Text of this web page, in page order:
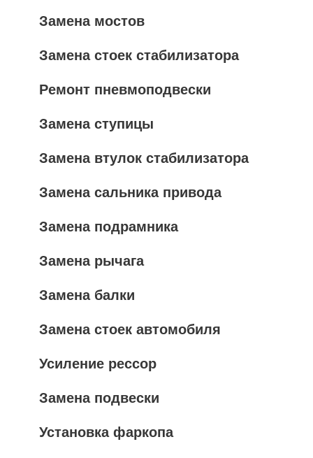
Замена мостов
Замена стоек стабилизатора
Ремонт пневмоподвески
Замена ступицы
Замена втулок стабилизатора
Замена сальника привода
Замена подрамника
Замена рычага
Замена балки
Замена стоек автомобиля
Усиление рессор
Замена подвески
Установка фаркопа